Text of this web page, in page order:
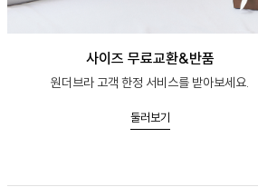
사이즈 무료교환&반품
원더브라 고객 한정 서비스를 받아보세요.
둘러보기